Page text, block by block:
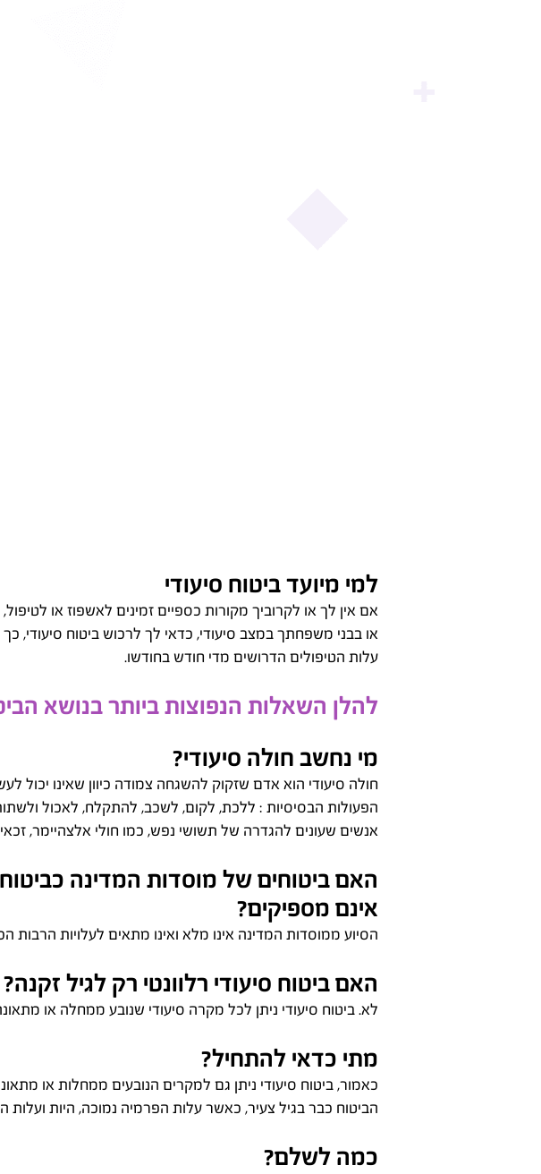
למי מיועד ביטוח סיעודי
אם אין לך או לקרוביך מקורות כספיים זמינים לאשפוז או
או בבני משפחתך במצב סיעודי, כדאי לך לרכוש ביטוח
עלות הטיפולים הדרושים מדי חודש בחודשו.
להלן השאלות הנפוצות ביותר בנושא
מי נחשב חולה סיעודי?
חולה סיעודי הוא אדם שזקוק להשגחה צמודה כיוון שאינו יכול
הפעולות הבסיסיות : ללכת, לקום, לשכב, להתקלח, לאכול
אנשים שעונים להגדרה של תשושי נפש, כמו חולי אלצהיימר,
האם ביטוחים של מוסדות המדינה כביטוח
אינם מספיקים?
הסיוע ממוסדות המדינה אינו מלא ואינו מתאים לעלויות הרבות
האם ביטוח סיעודי רלוונטי רק לגיל זקנה?
לא. ביטוח סיעודי ניתן לכל מקרה סיעודי שנובע ממחלה או
מתי כדאי להתחיל?
כאמור, ביטוח סיעודי ניתן גם למקרים הנובעים ממחלות או
הביטוח כבר בגיל צעיר, כאשר עלות הפרמיה נמוכה, היות ועלות
כמה לשלם?